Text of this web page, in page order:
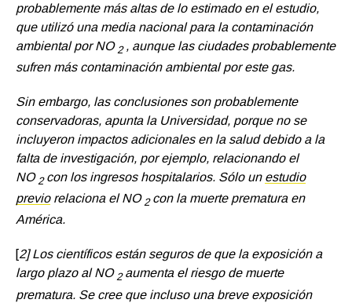
probablemente más altas de lo estimado en el estudio,
que utilizó una media nacional para la contaminación
ambiental por NO2, aunque las ciudades probablemente
sufren más contaminación ambiental por este gas.
Sin embargo, las conclusiones son probablemente
conservadoras, apunta la Universidad, porque no se
incluyeron impactos adicionales en la salud debido a la
falta de investigación, por ejemplo, relacionando el
NO2con los ingresos hospitalarios. Sólo un estudio
previorelaciona el NO2con la muerte prematura en
América.
2] Los científicos están seguros de que la exposición a
largo plazo al NO2aumenta el riesgo de muerte
prematura. Se cree que incluso una breve exposición